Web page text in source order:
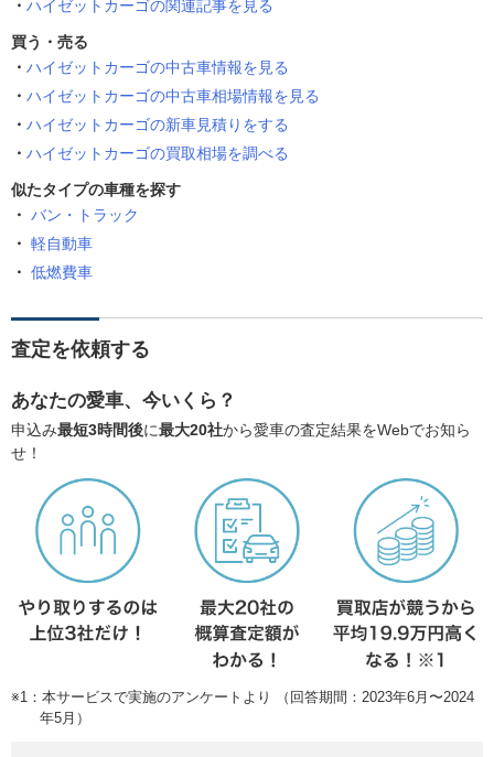
ハイゼットカーゴの関連記事を見る
買う・売る
ハイゼットカーゴの中古車情報を見る
ハイゼットカーゴの中古車相場情報を見る
ハイゼットカーゴの新車見積りをする
ハイゼットカーゴの買取相場を調べる
似たタイプの車種を探す
バン・トラック
軽自動車
低燃費車
査定を依頼する
あなたの愛車、今いくら？
申込み最短3時間後に最大20社から愛車の査定結果をWebでお知ら
せ！
※1：本サービスで実施のアンケートより （回答期間：2023年6月〜2024
年5月）